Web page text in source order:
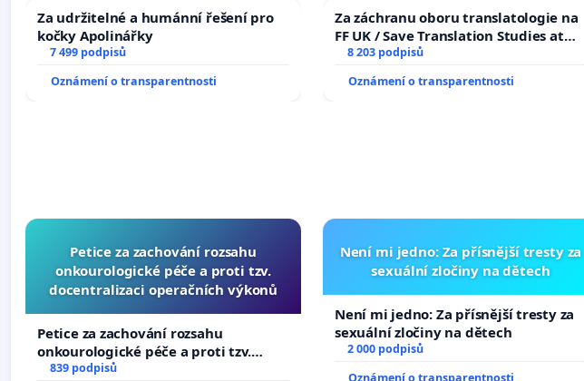
Za udržitelné a humánní řešení pro
kočky Apolinářky
7 499 podpisů
Oznámení o transparentnosti
Za záchranu oboru translatologie na
FF UK / Save Translation Studies at
the Faculty of Arts, Charles
8 203 podpisů
Oznámení o transparentnosti
Petice za zachování rozsahu
onkourologické péče a proti tzv.
docentralizaci operačních výkonů
Petice za zachování rozsahu
onkourologické péče a proti tzv.
docentralizaci operačních výkonů
839 podpisů
Není mi jedno: Za přísnější tresty za
sexuální zločiny na dětech
Není mi jedno: Za přísnější tresty za
sexuální zločiny na dětech
2 000 podpisů
Oznámení o transparentnosti